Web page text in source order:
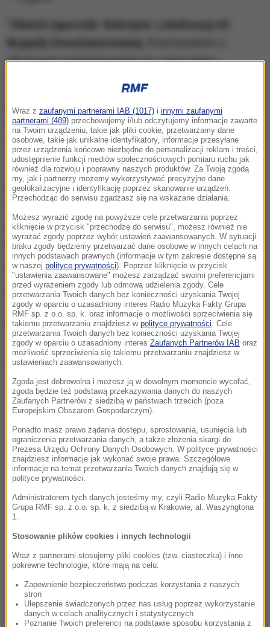
obrońcami, podziękowałem im i wręczyłem
W poście zamieszczono zdjęcia rozmawiającego z
żołnierzami prezydenta oraz moment ich
odznaczania.
"To zaszczyt być tutaj dzisiaj. Wspierać wojowników
i nagradzać ich. Stoją przed trudną i krytyczną misją
naszych wojowników i wdzięczni im wszystkim!" -
dodał ukraiński przywódca.
Wieś została wyzwolona z rosyjskiej okupacji w
sierpniu 2023 roku; znajduje sięna jednym z
"najgorętszych" odcinków frontu, tj. na kierunku
melitopolskim.
Dalsza część artykułu pod materiałem video:
Wraz z zaufanymi partnerami IAB (1017) i innymi zaufanymi
partnerami (489) przechowujemy i/lub odczytujemy informacje zawarte
na Twoim urządzeniu, takie jak pliki cookie, przetwarzamy dane
osobowe, takie jak unikalne identyfikatory, informacje przesyłane
przez urządzenia końcowe niezbędne do personalizacji reklam i treści,
udostępnienie funkcji mediów społecznościowych pomiaru ruchu jak
również dla rozwoju i poprawny naszych produktów. Za Twoją zgodą
my, jak i partnerzy możemy wykorzystywać precyzyjne dane
geolokalizacyjne i identyfikację poprzez skanowanie urządzeń.
Przechodząc do serwisu zgadzasz się na wskazane działania.
Możesz wyrazić zgodę na powyższe cele przetwarzania poprzez
kliknięcie w przycisk "przechodzę do serwisu", możesz również nie
wyrażać zgody poprzez wybór ustawień zaawansowanych. W sytuacji
braku zgody będziemy przetwarzać dane osobowe w innych celach na
innych podstawach prawnych (informacje w tym zakresie dostępne są
w naszej polityce prywatności). Poprzez kliknięcie w przycisk
"ustawienia zaawansowane" możesz zarządzać swoimi preferencjami
przed wyrażeniem zgody lub odmową udzielenia zgody. Cele
przetwarzania Twoich danych bez konieczności uzyskania Twojej
zgody w oparciu o uzasadniony interes Radio Muzyka Fakty Grupa
RMF sp. z o.o. sp. k. oraz informacje o możliwości sprzeciwienia się
takiemu przetwarzaniu znajdziesz w polityce prywatności . Cele
przetwarzania Twoich danych bez konieczności uzyskania Twojej
zgody w oparciu o uzasadniony interes Zaufanych Partnerów IAB oraz
możliwość sprzeciwienia się takiemu przetwarzaniu znajdziesz w
ustawieniach zaawansowanych.
Zgoda jest dobrowolna i możesz ją w dowolnym momencie wycofać,
zgoda będzie też podstawą przekazywania danych do naszych
Zaufanych Partnerów z siedzibą w państwach trzecich (poza
Europejskim Obszarem Gospodarczym).
Ponadto masz prawo żądania dostępu, sprostowania, usunięcia lub
ograniczenia przetwarzania danych, a także złożenia skargi do
Prezesa Urzędu Ochrony Danych Osobowych. W polityce prywatności
znajdziesz informacje jak wykonać swoje prawa. Szczegółowe
informacje na temat przetwarzania Twoich danych znajdują się w
polityce prywatności.
Administratorem tych danych jesteśmy my, czyli Radio Muzyka Fakty
Grupa RMF sp. z o.o. sp. k. z siedzibą w Krakowie, al. Waszyngtona
1.
Stosowanie plików cookies i innych technologii
Wraz z partnerami stosujemy pliki cookies (tzw. ciasteczka) i inne
pokrewne technologie, które mają na celu:
Zapewnienie bezpieczeństwa podczas korzystania z naszych
stron
Ulepszenie świadczonych przez nas usług poprzez wykorzystanie
danych w celach analitycznych i statystycznych
Poznanie Twoich preferencji na podstawie sposobu korzystania z